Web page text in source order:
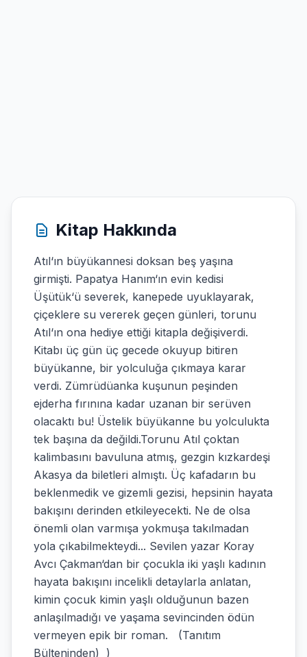
Kitap Hakkında
Atıl‘ın büyükannesi doksan beş yaşına
girmişti. Papatya Hanım‘ın evin kedisi
Üşütük‘ü severek, kanepede uyuklayarak,
çiçeklere su vererek geçen günleri, torunu
Atıl‘ın ona hediye ettiği kitapla değişiverdi.
Kitabı üç gün üç gecede okuyup bitiren
büyükanne, bir yolculuğa çıkmaya karar
verdi. Zümrüdüanka kuşunun peşinden
ejderha fırınına kadar uzanan bir serüven
olacaktı bu! Üstelik büyükanne bu yolculukta
tek başına da değildi.Torunu Atıl çoktan
kalimbasını bavuluna atmış, gezgin kızkardeşi
Akasya da biletleri almıştı. Üç kafadarın bu
beklenmedik ve gizemli gezisi, hepsinin hayata
bakışını derinden etkileyecekti. Ne de olsa
önemli olan varmışa yokmuşa takılmadan
yola çıkabilmekteydi... Sevilen yazar Koray
Avcı Çakman‘dan bir çocukla iki yaşlı kadının
hayata bakışını incelikli detaylarla anlatan,
kimin çocuk kimin yaşlı olduğunun bazen
anlaşılmadığı ve yaşama sevincinden ödün
vermeyen epik bir roman. (Tanıtım
Bülteninden) )